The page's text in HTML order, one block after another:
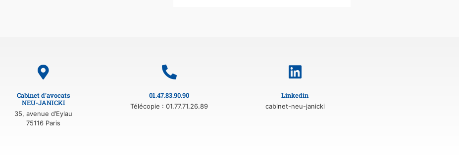
Cabinet d’avocats
NEU-JANICKI
35, avenue d’Eylau
75116 Paris
01.47.83.90.90
Télécopie : 01.77.71.26.89
Linkedin
cabinet-neu-janicki